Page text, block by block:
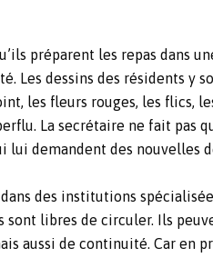
préparent les repas dans
Les dessins des résidents y
les fleurs rouges, les flics,
La secrétaire ne fait pas
lui demandent des nouvelles
des institutions
sont libres de circuler. Ils
aussi de continuité. Car